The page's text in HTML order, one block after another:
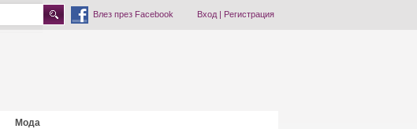
Влез през Facebook Вход| Регистрация
Мода